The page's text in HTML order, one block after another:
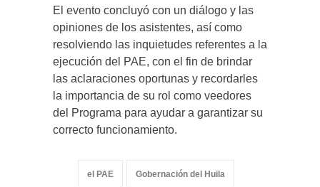
El evento concluyó con un diálogo y las
opiniones de los asistentes, así como
resolviendo las inquietudes referentes a la
ejecución del PAE, con el fin de brindar
las aclaraciones oportunas y recordarles
la importancia de su rol como veedores
del Programa para ayudar a garantizar su
correcto funcionamiento.
el PAE Gobernación del Huila